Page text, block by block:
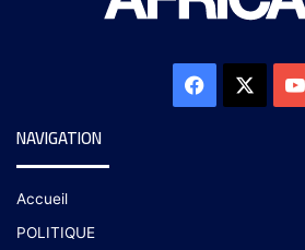
NAVIGATION
Accueil
POLITIQUE